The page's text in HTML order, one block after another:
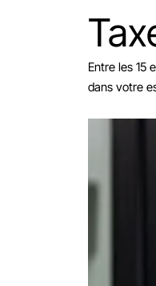
Entre les 15
dans votre